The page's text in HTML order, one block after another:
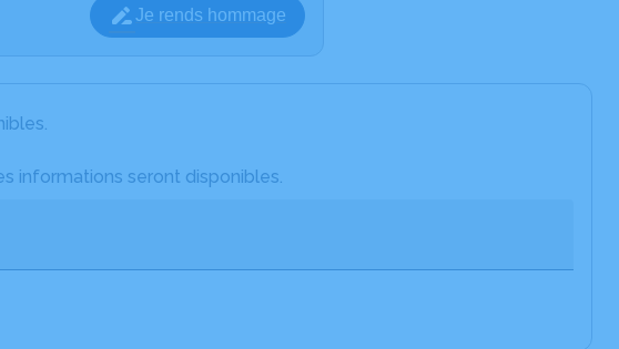
Je rends hommage
informations seront disponibles.